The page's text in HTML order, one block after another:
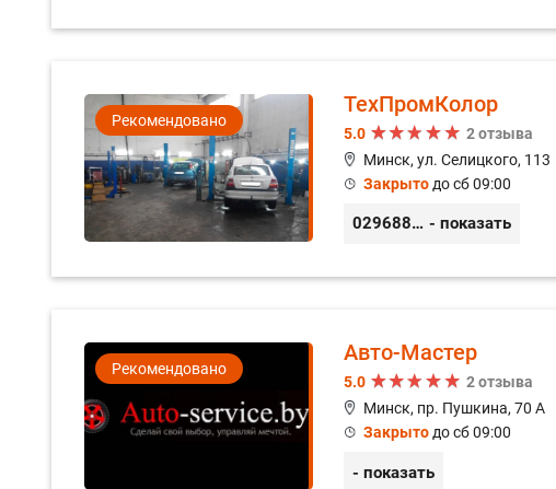
Рекомендовано
ТехПромКолор
5.0
2 отзыва
Минск, ул. Селицкого, 113
Закрытодо сб 09:00
0296889898 - показать
Рекомендовано
Авто-Мастер
5.0
2 отзыва
Минск, пр. Пушкина, 70 А
Закрытодо сб 09:00
- показать